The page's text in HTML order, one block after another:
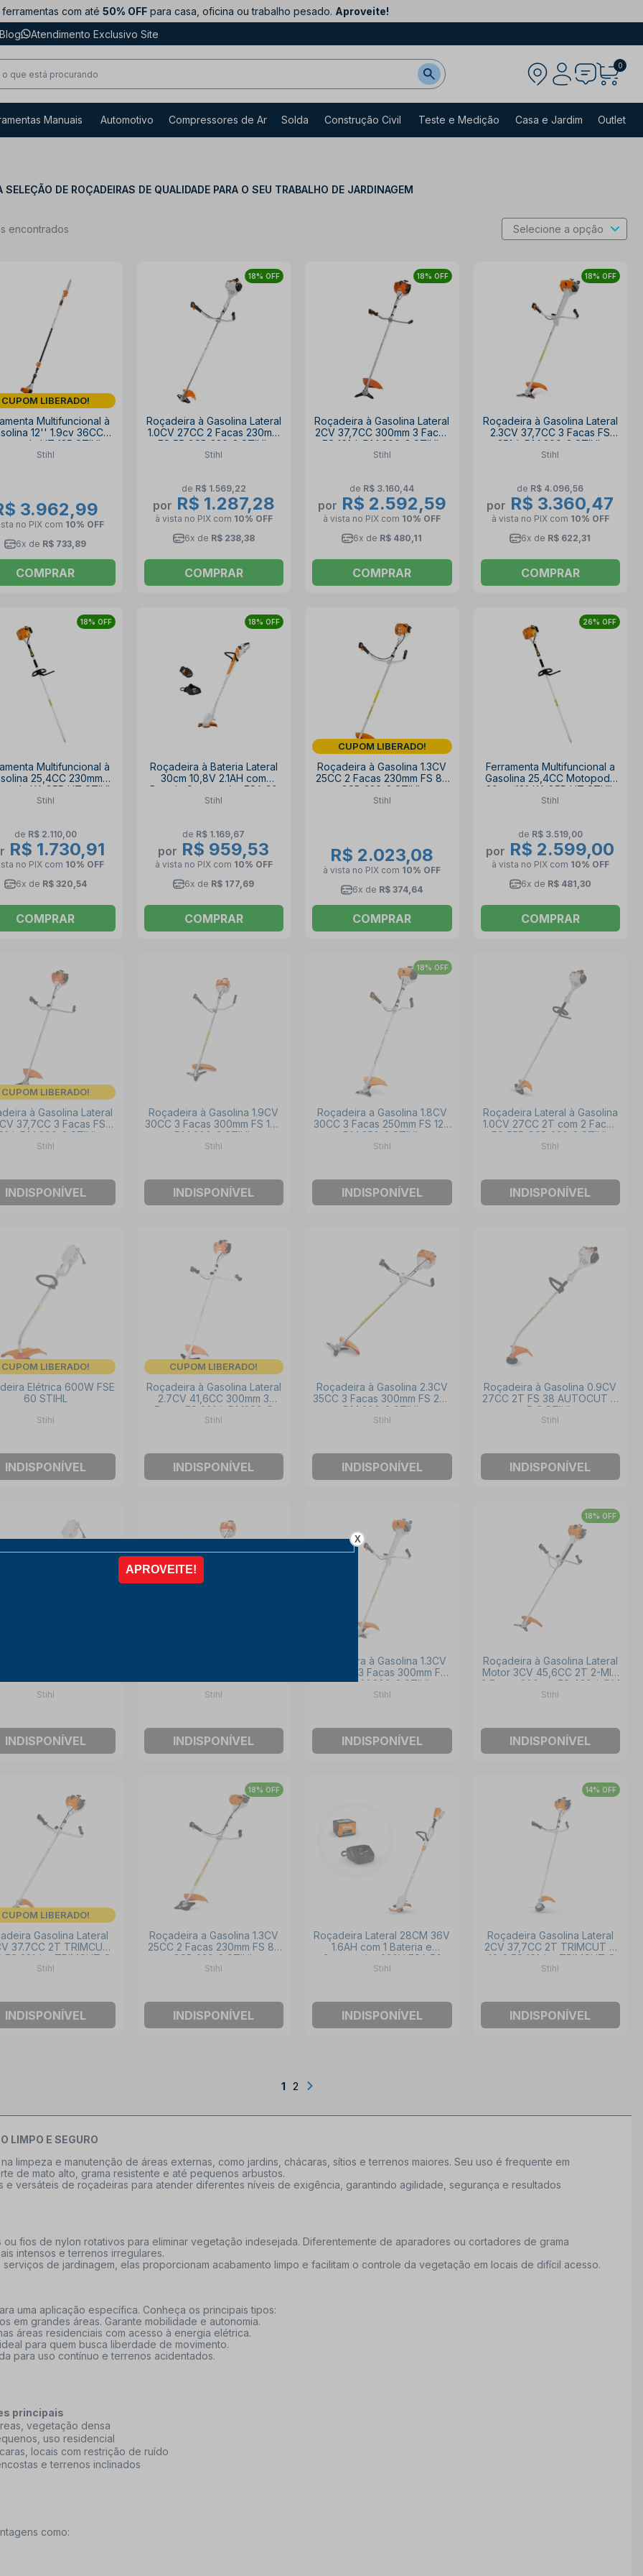
ferramentas com até 50% OFF para casa, oficina ou trabalho pesado. Aproveite!
Blog
Atendimento Exclusivo Site
0
Manuais Automotivo Compressores de Ar Solda Construção Civil Teste e Medição Casa e Jardim Outlet
SELEÇÃO DE ROÇADEIRAS DE QUALIDADE PARA O SEU TRABALHO DE JARDINAGEM
encontrados
CUPOM LIBERADO!
Multifuncional à
12'' 1.9cv 36CC
HT 135 STIHL
Stihl
3.962,99
no PIX com 10% OFF
6x de R$ 733,89
COMPRAR
18% OFF
Roçadeira à Gasolina Lateral
1.0CV 27CC 2 Facas 230mm
FS 55 GSB 230-2 STIHL
Stihl
de R$ 1.569,22
por R$ 1.287,28
à vista no PIX com 10% OFF
6x de R$ 238,38
COMPRAR
18% OFF
Roçadeira à Gasolina Lateral
2CV 37,7CC 300mm 3 Facas
FS 161-L DM 300-3 STIHL
Stihl
de R$ 3.160,44
por R$ 2.592,59
à vista no PIX com 10% OFF
6x de R$ 480,11
COMPRAR
18% OFF
Roçadeira à Gasolina Lateral
2.3CV 37,7CC 3 Facas FS
351-L DM 300-3 STIHL
Stihl
de R$ 4.096,56
por R$ 3.360,47
à vista no PIX com 10% OFF
6x de R$ 622,31
COMPRAR
18% OFF
Multifuncional à
25,4CC 230mm
KA 85R HT STIHL
Stihl
de R$ 2.110,00
R$ 1.730,91
no PIX com 10% OFF
6x de R$ 320,54
COMPRAR
18% OFF
Roçadeira à Bateria Lateral
30cm 10,8V 2.1AH com
Bateria Carregador FSA 30
SET STIHL
Stihl
de R$ 1.169,67
por R$ 959,53
à vista no PIX com 10% OFF
6x de R$ 177,69
COMPRAR
CUPOM LIBERADO!
Roçadeira à Gasolina 1.3CV
25CC 2 Facas 230mm FS 80
GSB 230-2 STIHL
Stihl
R$ 2.023,08
à vista no PIX com 10% OFF
6x de R$ 374,64
COMPRAR
26% OFF
Ferramenta Multifuncional a
Gasolina 25,4CC Motopoda
30cm/12" KA 85R HT STHIL
Stihl
de R$ 3.519,00
por R$ 2.599,00
à vista no PIX com 10% OFF
6x de R$ 481,30
COMPRAR
CUPOM LIBERADO!
à Gasolina Lateral
37,7CC 3 Facas FS
L DM 300-3 STIHL
Stihl
INDISPONÍVEL
Roçadeira à Gasolina 1.9CV
30CC 3 Facas 300mm FS 160
DM 300-3 STIHL
Stihl
INDISPONÍVEL
18% OFF
Roçadeira a Gasolina 1.8CV
30CC 3 Facas 250mm FS 120
DM 250-3 STIHL
Stihl
INDISPONÍVEL
Roçadeira Lateral à Gasolina
1.0CV 27CC 2T com 2 Facas
FS 55R GSB 230-2 STIHL
Stihl
INDISPONÍVEL
CUPOM LIBERADO!
Elétrica 600W FSE
60 STIHL
Stihl
INDISPONÍVEL
CUPOM LIBERADO!
Roçadeira à Gasolina Lateral
2.7CV 41,6CC 300mm 3
Facas FS 291-L DM300-3
STIHL
Stihl
INDISPONÍVEL
Roçadeira à Gasolina 2.3CV
35CC 3 Facas 300mm FS 220
DM 300-3 STIHL
Stihl
INDISPONÍVEL
Roçadeira à Gasolina 0.9CV
27CC 2T FS 38 AUTOCUT C
5-2 STIHL
Stihl
INDISPONÍVEL
Stihl
INDISPONÍVEL
FS 160 DM 305-2 STIHL
Stihl
INDISPONÍVEL
Roçadeira à Gasolina 1.3CV
30.8 CC 3 Facas 300mm FS
300 DM 300-3 STIHL
Stihl
INDISPONÍVEL
18% OFF
Roçadeira à Gasolina Lateral
Motor 3CV 45,6CC 2T 2-MIX
3 Facas 300mm FS 460-L DM
300-3 STIHL
Stihl
INDISPONÍVEL
CUPOM LIBERADO!
Gasolina Lateral
37.7CC 2T TRIMCUT
FS 221-L - TRIMCUT C
42-2 STIHL
Stihl
INDISPONÍVEL
18% OFF
Roçadeira a Gasolina 1.3CV
25CC 2 Facas 230mm FS 85
GSB 230-2 STIHL
Stihl
INDISPONÍVEL
Roçadeira Lateral 28CM 36V
1.6AH com 1 Bateria e
Carregador 220V FSA 50
SET 220V STIHL
Stihl
INDISPONÍVEL
14% OFF
Roçadeira Gasolina Lateral
2CV 37,7CC 2T TRIMCUT C
42-2 FS 161-L - TRIMCUT C
42-2 STIHL
Stihl
INDISPONÍVEL
1 2
LIMPO E SEGURO
limpeza e manutenção de áreas externas, como jardins, chácaras, sítios e terrenos maiores. Seu uso é frequente em
de mato alto, grama resistente e até pequenos arbustos.
e versáteis de roçadeiras para atender diferentes níveis de exigência, garantindo agilidade, segurança e resultados
fios de nylon rotativos para eliminar vegetação indesejada. Diferentemente de aparadores ou cortadores de grama
intensos e terrenos irregulares.
de jardinagem, elas proporcionam acabamento limpo e facilitam o controle da vegetação em locais de difícil acesso.
uma aplicação específica. Conheça os principais tipos:
em grandes áreas. Garante mobilidade e autonomia.
áreas residenciais com acesso à energia elétrica.
para quem busca liberdade de movimento.
para uso contínuo e terrenos acidentados.
principais
vegetação densa
uso residencial
locais com restrição de ruído
e terrenos inclinados
como:
X